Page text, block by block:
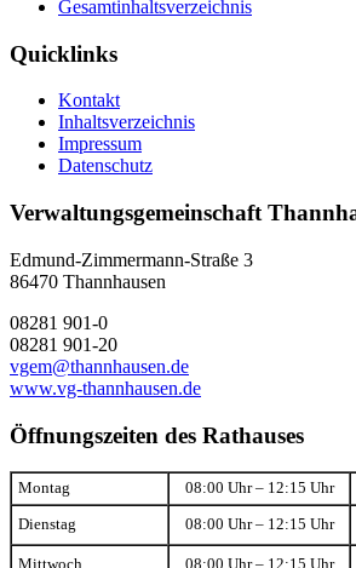
Gesamtinhaltsverzeichnis
Quicklinks
Kontakt
Inhaltsverzeichnis
Impressum
Datenschutz
Verwaltungsgemeinschaft
Edmund-Zimmermann-Straße 3
86470 Thannhausen
08281 901-0
08281 901-20
vgem@thannhausen.de
www.vg-thannhausen.de
Öffnungszeiten des Rathauses
Montag 08:00 Uhr – 12:15 Uhr
Dienstag 08:00 Uhr – 12:15 Uhr